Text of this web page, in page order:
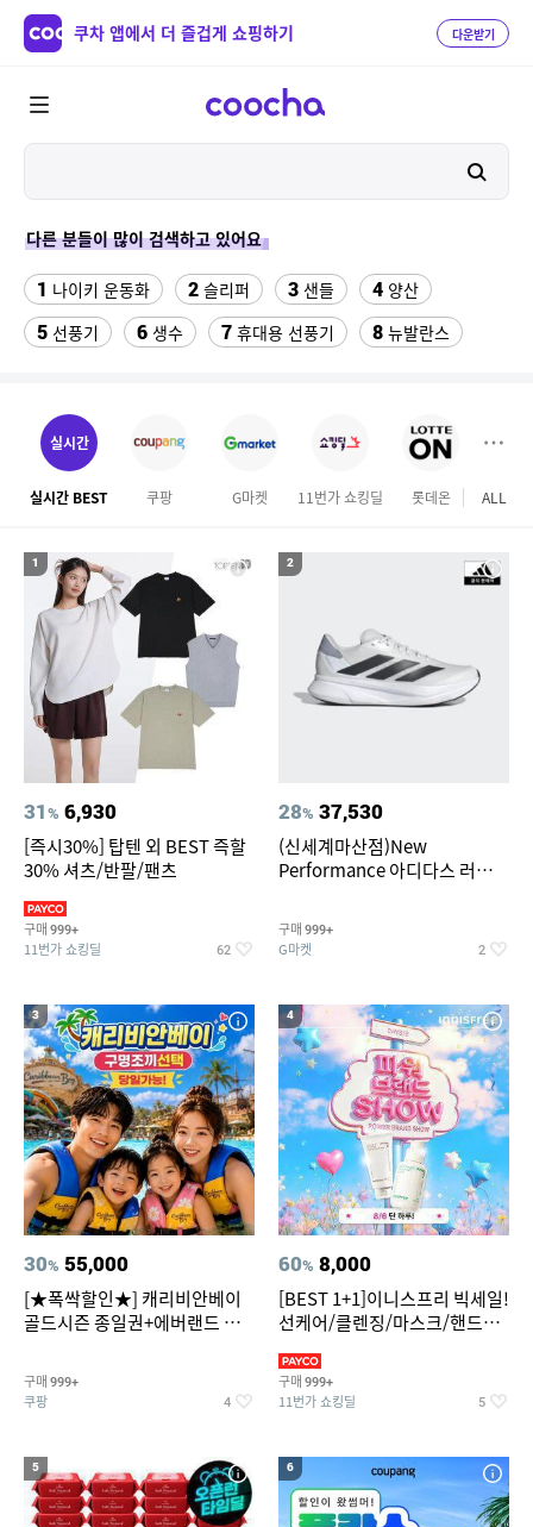
쿠차 앱에서 더 즐겁게 쇼핑하기 다운받기
다른 분들이 많이 검색하고 있어요
1 나이키 운동화 2 슬리퍼 3 샌들 4 양산
5 선풍기 6 생수 7 휴대용 선풍기 8 뉴발란스
12 중고김치냉장고
15 링티 가루
17 올록담 올리브3 1500mg 24포 2개 18 맘스터치
수향미쌀10kg
ALL
실시간
실시간 BEST 쿠팡 G마켓 11번가 쇼킹딜 롯데온
1
31% 6,930
[즉시30%] 탑텐 외 BEST 즉할
30% 셔츠/반팔/팬츠
구매 999+
11번가 쇼킹딜 62
2
28% 37,530
(신세계마산점)New
Performance 아디다스 러닝화
구매 999+
G마켓 2
3
30% 55,000
[★폭싹할인★] 캐리비안베이
골드시즌 종일권+에버랜드 오
구매 999+
쿠팡 4
4
60% 8,000
[BEST 1+1]이니스프리 빅세일!
선케어/클렌징/마스크/핸드크
구매 999+
11번가 쇼킹딜 5
5 6